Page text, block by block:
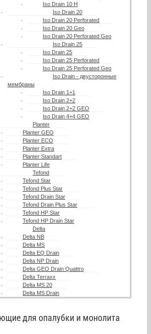
Iso Drain 10 H
Iso Drain 20
Iso Drain 20 Perforated
Iso Drain 20 Geo
Iso Drain 20 Perforated Geo
Iso Drain 25
Iso Drain 25
Iso Drain 25 Perforated
Iso Drain 25 Perforated Geo
Iso Drain - двусторонные
мембраны
Iso Drain 1+1
Iso Drain 2+2
Iso Drain 2+2 GEO
Iso Drain 4+4 GEO
Planter
Planter GEO
Planter ECO
Planter Extra
Planter Standart
Planter Life
Tefond
Tefond Star
Tefond Plus Star
Tefond Drain Star
Tefond Drain Plus Star
Tefond HP Star
Tefond HP Drain Star
Delta
Delta NB
Delta MS
Delta EQ Drain
Delta NP Drain
Delta GEO Drain Quattro
Delta Terraxx
Delta MS 20
Delta MS Drain
для опалубки и монолита